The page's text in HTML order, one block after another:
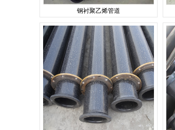
钢衬聚乙烯管道